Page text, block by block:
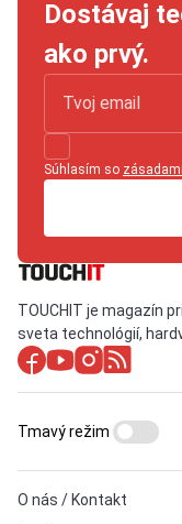
Dostávaj
ako prvý.
Súhlasím so
TOUCHIT je magazín
sveta technológií,
O nás / Kontakt
Tmavý režim